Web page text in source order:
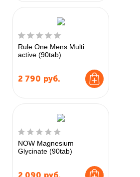
Rule One Mens Multi
active (90tab)
2 790 руб.
NOW Magnesium
Glycinate (90tab)
2 090 руб.